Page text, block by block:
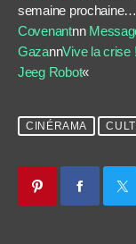
semaine
Covenantnn
GazannVive la crise !
Jeeg Robot«
CINÉRAMA